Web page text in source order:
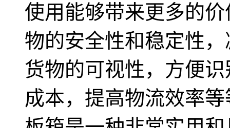
使用能够带来更多的
物的安全性和稳定性
货物的可视性，方便
成本，提高物流效率